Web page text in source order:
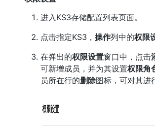
进入KS3存储配置列表页面。
点击指定KS3， 操作列中的权限
在弹出的权限设置窗口中，点击
可新增成员，并为其设置权限角
员所在行的删除图标，可对其进